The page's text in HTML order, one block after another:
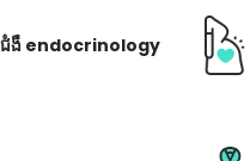
ជំងឺ endocrinology